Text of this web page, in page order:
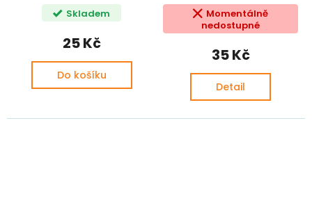
Skladem
25 Kč
Do košíku
Momentálně
nedostupné
35 Kč
Detail